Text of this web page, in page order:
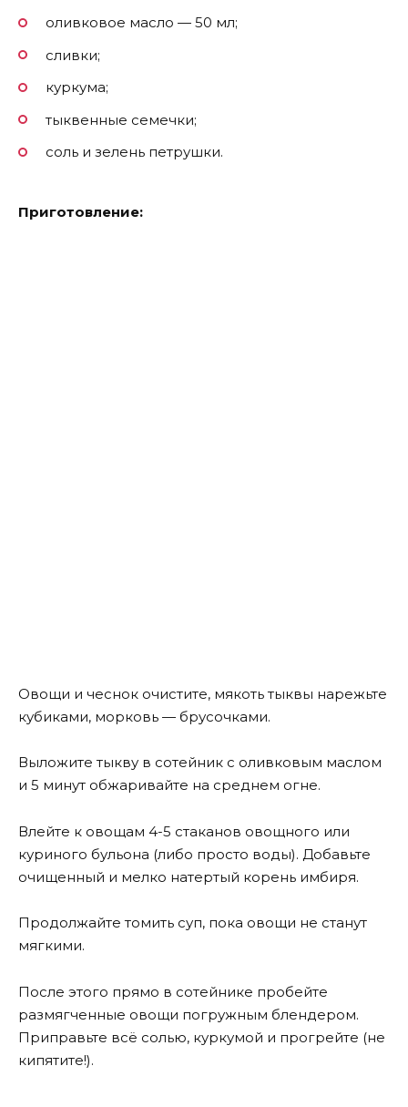
оливковое масло — 50 мл;
сливки;
куркума;
тыквенные семечки;
соль и зелень петрушки.
Приготовление:
Овощи и чеснок очистите, мякоть тыквы нарежьте
кубиками, морковь — брусочками.
Выложите тыкву в сотейник с оливковым маслом
и 5 минут обжаривайте на среднем огне.
Влейте к овощам 4-5 стаканов овощного или
куриного бульона (либо просто воды). Добавьте
очищенный и мелко натертый корень имбиря.
Продолжайте томить суп, пока овощи не станут
мягкими.
После этого прямо в сотейнике пробейте
размягченные овощи погружным блендером.
Приправьте всё солью, куркумой и прогрейте (не
кипятите!).